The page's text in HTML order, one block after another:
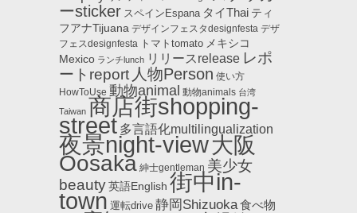
ーsticker スペインEspana タイThai ティ
フアナTijuana デザインフェスタdesignfesta デザ
フェスdesignfesta トマトtomato メキシコ
Mexico ランチlunch リリースrelease レポ
ートreport 人物Person 使い方
HowToUse 動物animal 動物animals 台湾
Taiwan 商店街shopping-
street 多言語化multilingualization
夜景night-view大阪
Oosaka 紳士gentleman 美少女
beauty英語English 街中in-
town 運転drive 静岡Shizuoka食べ物